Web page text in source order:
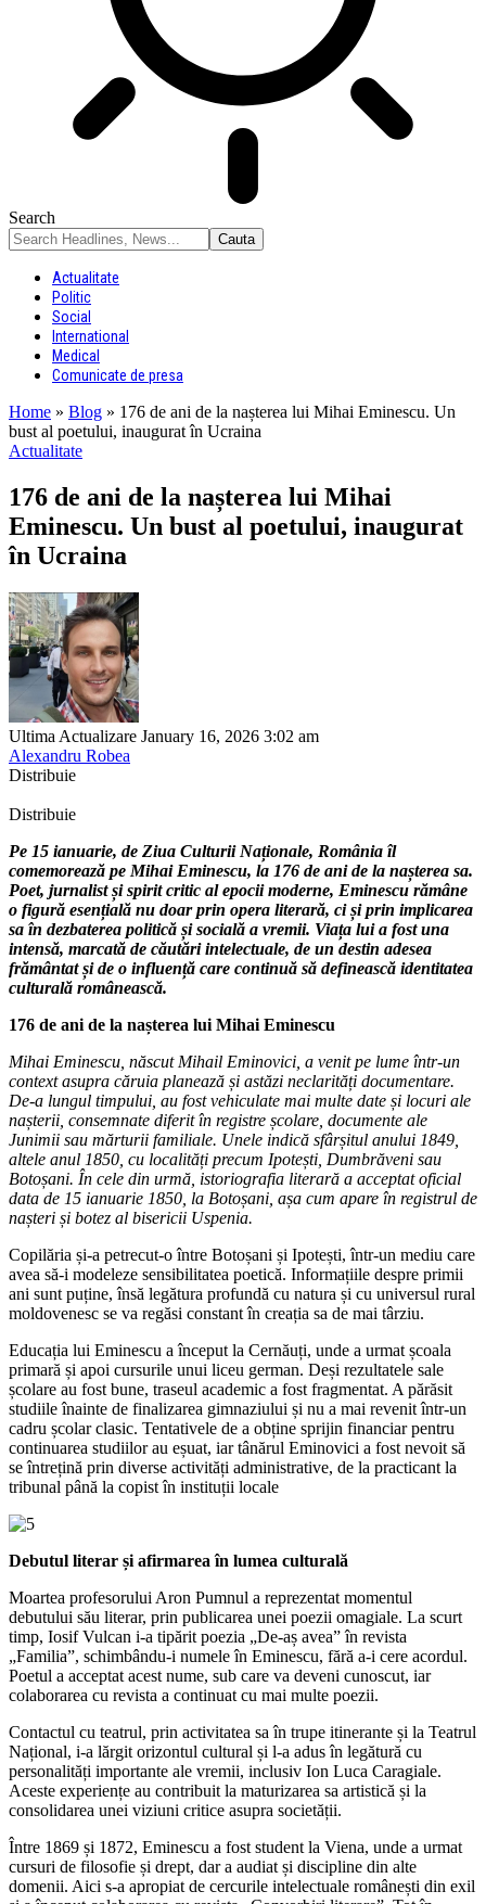
Search
Actualitate
Politic
Social
International
Medical
Comunicate de presa
Home » Blog » 176 de ani de la nașterea lui Mihai Eminescu. Un
bust al poetului, inaugurat în Ucraina
Actualitate
176 de ani de la nașterea lui Mihai
Eminescu. Un bust al poetului, inaugurat
în Ucraina
Ultima Actualizare January 16, 2026 3:02 am
Alexandru Robea
Distribuie
Distribuie
Pe 15 ianuarie, de Ziua Culturii Naționale, România îl
comemorează pe Mihai Eminescu, la 176 de ani de la nașterea sa.
Poet, jurnalist și spirit critic al epocii moderne, Eminescu rămâne
o figură esențială nu doar prin opera literară, ci și prin implicarea
sa în dezbaterea politică și socială a vremii. Viața lui a fost una
intensă, marcată de căutări intelectuale, de un destin adesea
frământat și de o influență care continuă să definească identitatea
culturală românească.
176 de ani de la nașterea lui Mihai Eminescu
Mihai Eminescu, născut Mihail Eminovici, a venit pe lume într-un
context asupra căruia planează și astăzi neclarități documentare.
De-a lungul timpului, au fost vehiculate mai multe date și locuri ale
nașterii, consemnate diferit în registre școlare, documente ale
Junimii sau mărturii familiale. Unele indică sfârșitul anului 1849,
altele anul 1850, cu localități precum Ipotești, Dumbrăveni sau
Botoșani. În cele din urmă, istoriografia literară a acceptat oficial
data de 15 ianuarie 1850, la Botoșani, așa cum apare în registrul de
nașteri și botez al bisericii Uspenia.
Copilăria și-a petrecut-o între Botoșani și Ipotești, într-un mediu care
avea să-i modeleze sensibilitatea poetică. Informațiile despre primii
ani sunt puține, însă legătura profundă cu natura și cu universul rural
moldovenesc se va regăsi constant în creația sa de mai târziu.
Educația lui Eminescu a început la Cernăuți, unde a urmat școala
primară și apoi cursurile unui liceu german. Deși rezultatele sale
școlare au fost bune, traseul academic a fost fragmentat. A părăsit
studiile înainte de finalizarea gimnaziului și nu a mai revenit într-un
cadru școlar clasic. Tentativele de a obține sprijin financiar pentru
continuarea studiilor au eșuat, iar tânărul Eminovici a fost nevoit să
se întrețină prin diverse activități administrative, de la practicant la
tribunal până la copist în instituții locale
Debutul literar și afirmarea în lumea culturală
Moartea profesorului Aron Pumnul a reprezentat momentul
debutului său literar, prin publicarea unei poezii omagiale. La scurt
timp, Iosif Vulcan i-a tipărit poezia „De-aș avea” în revista
„Familia”, schimbându-i numele în Eminescu, fără a-i cere acordul.
Poetul a acceptat acest nume, sub care va deveni cunoscut, iar
colaborarea cu revista a continuat cu mai multe poezii.
Contactul cu teatrul, prin activitatea sa în trupe itinerante și la Teatrul
Național, i-a lărgit orizontul cultural și l-a adus în legătură cu
personalități importante ale vremii, inclusiv Ion Luca Caragiale.
Aceste experiențe au contribuit la maturizarea sa artistică și la
consolidarea unei viziuni critice asupra societății.
Între 1869 și 1872, Eminescu a fost student la Viena, unde a urmat
cursuri de filosofie și drept, dar a audiat și discipline din alte
domenii. Aici s-a apropiat de cercurile intelectuale românești din exil